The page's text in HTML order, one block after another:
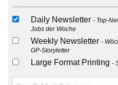
Daily Newsletter
Top-
Jobs der Woche
Weekly Newsletter
GP-Storyletter
Large Format Printing